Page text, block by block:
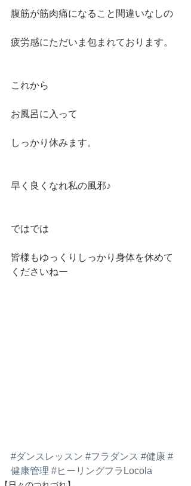
腹筋が筋肉痛になること間違いなしの
疲労感にただいま包まれております。
これから
お風呂に入って
しっかり休みます。
早く良くなれ私の風邪♪
ではでは
皆様もゆっくりしっかり身体を休めて
くださいねー
#ダンスレッスン #フラダンス #健康 #
健康管理 #ヒーリングフラLocola